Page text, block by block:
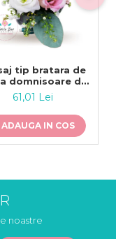
tip bratara de
domnisoare de
flori naturale
61,01 Lei
ADAUGA IN COS
noastre